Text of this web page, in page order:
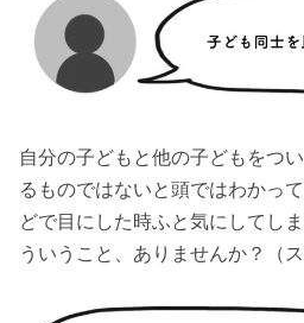
自分の子どもと他の子どもをつ
るものではないと頭ではわかっ
どで目にした時ふと気にしてし
ういうこと、ありませんか？（ス